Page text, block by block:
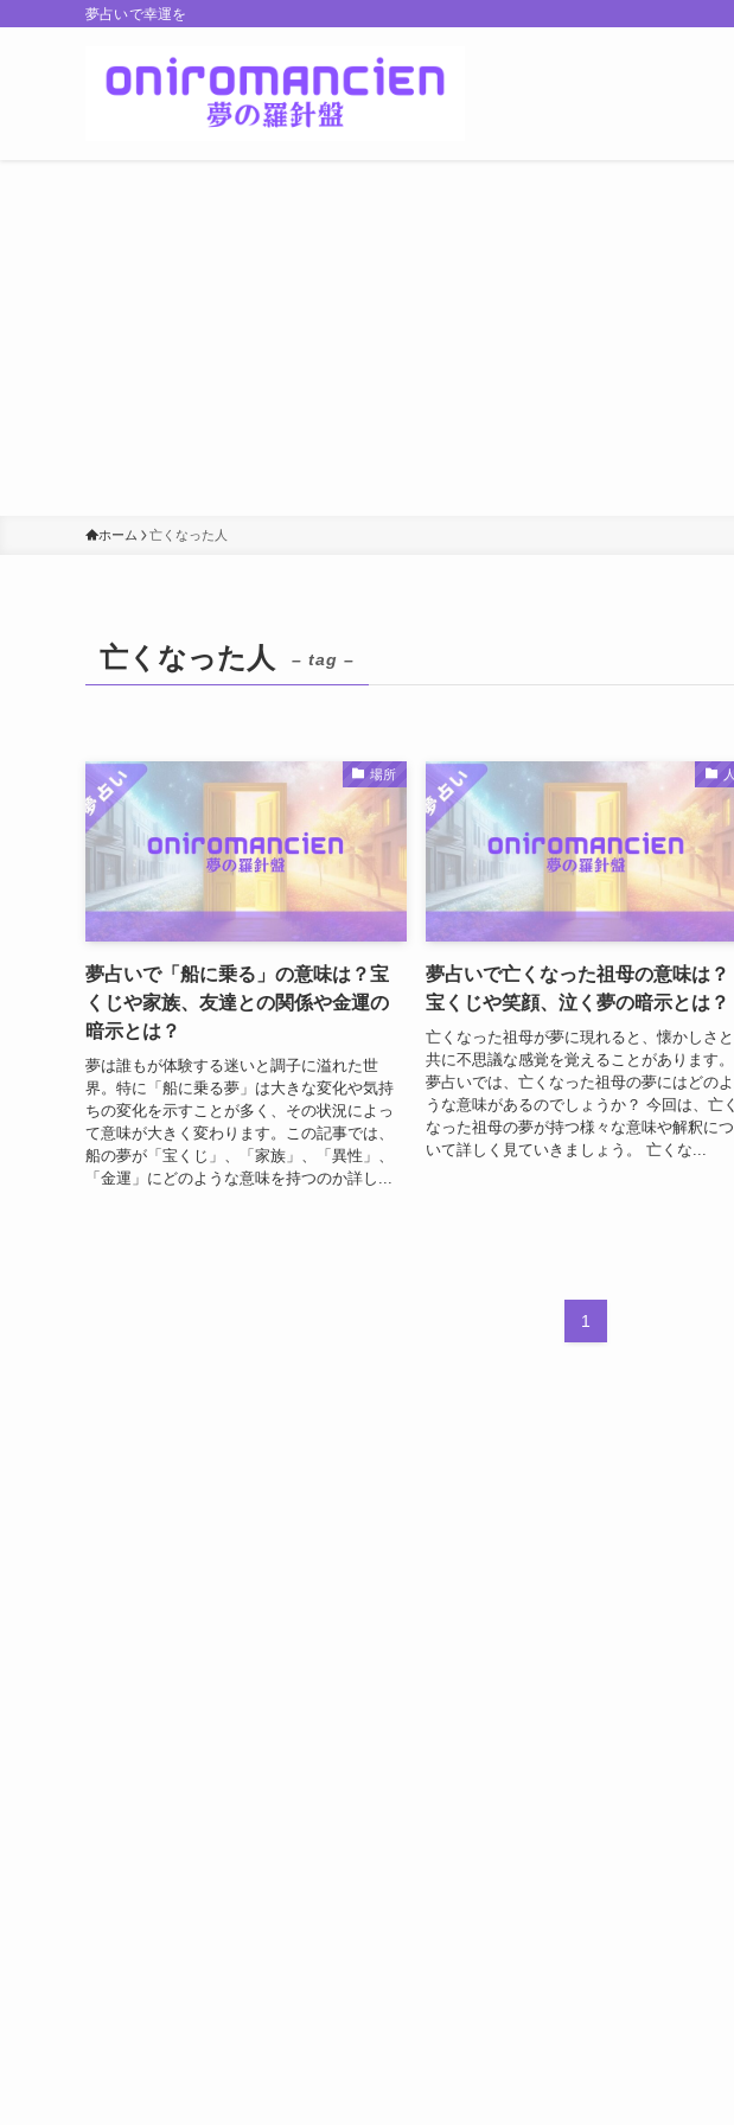
夢占いで幸運を
ホーム 亡くなった人
亡くなった人 – tag –
場所
夢占いで「船に乗る」の意味は？宝
くじや家族、友達との関係や金運の
暗示とは？
夢は誰もが体験する迷いと調子に溢れた世
界。特に「船に乗る夢」は大きな変化や気持
ちの変化を示すことが多く、その状況によっ
て意味が大きく変わります。この記事では、
船の夢が「宝くじ」、「家族」、「異性」、
「金運」にどのような意味を持つのか詳し...
人
夢占いで亡くなった祖母の意味は？
宝くじや笑顔、泣く夢の暗示とは？
亡くなった祖母が夢に現れると、懐かしさと
共に不思議な感覚を覚えることがあります。
夢占いでは、亡くなった祖母の夢にはどのよ
うな意味があるのでしょうか？ 今回は、亡く
なった祖母の夢が持つ様々な意味や解釈につ
いて詳しく見ていきましょう。 亡くな...
1